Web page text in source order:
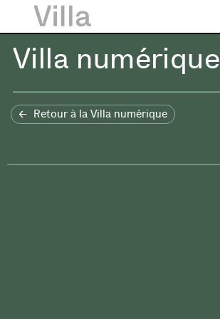
Villa numérique
Retour à la Villa numérique